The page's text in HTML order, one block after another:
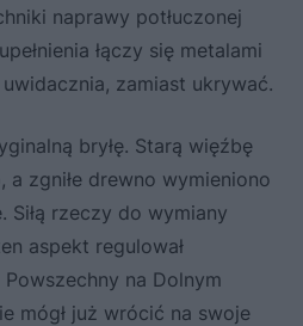
naprawy potłuczonej
łączy się metalami
zamiast ukrywać.
bryłę. Starą więźbę
zgniłe drewno wymieniono
Siłą rzeczy do wymiany
aspekt regulował
na Dolnym
mógł już wrócić na swoje